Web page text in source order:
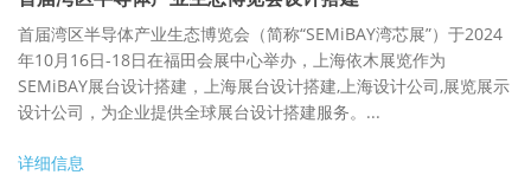
首届湾区半导体产业生态博览会（简称“SEMiBAY湾芯展”）于2024
年10月16日-18日在福田会展中心举办，上海依木展览作为
SEMiBAY展台设计搭建，上海展台设计搭建,上海设计公司,展览展示
设计公司，为企业提供全球展台设计搭建服务。...
详细信息